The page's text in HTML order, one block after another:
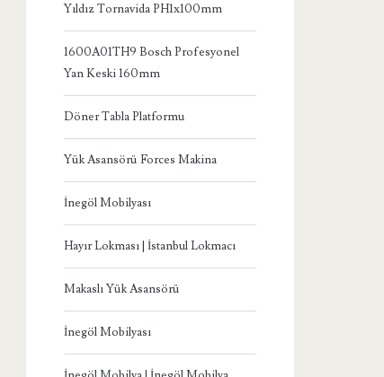
Yıldız Tornavida PH1x100mm
1600A01TH9 Bosch Profesyonel
Yan Keski 160mm
Döner Tabla Platformu
Yük Asansörü Forces Makina
İnegöl Mobilyası
Hayır Lokması | İstanbul Lokmacı
Makaslı Yük Asansörü
İnegöl Mobilyası